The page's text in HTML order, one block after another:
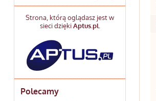
Strona, którą oglądasz jest w
sieci dziękiAptus.pl
Polecamy